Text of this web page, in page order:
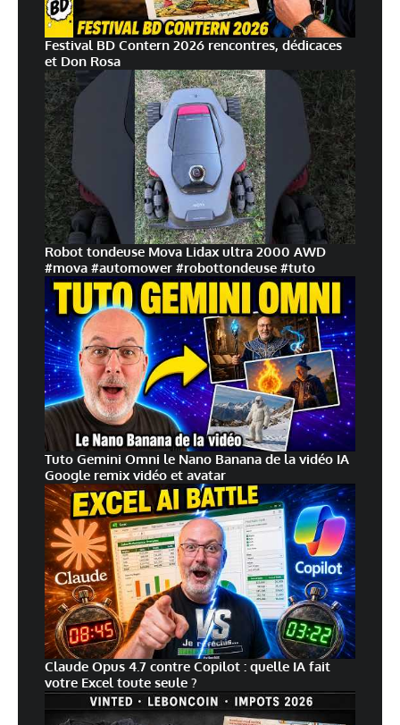
Festival BD Contern 2026 rencontres, dédicaces
et Don Rosa
Robot tondeuse Mova Lidax ultra 2000 AWD
#mova #automower #robottondeuse #tuto
Tuto Gemini Omni le Nano Banana de la vidéo IA
Google remix vidéo et avatar
Claude Opus 4.7 contre Copilot : quelle IA fait
votre Excel toute seule ?